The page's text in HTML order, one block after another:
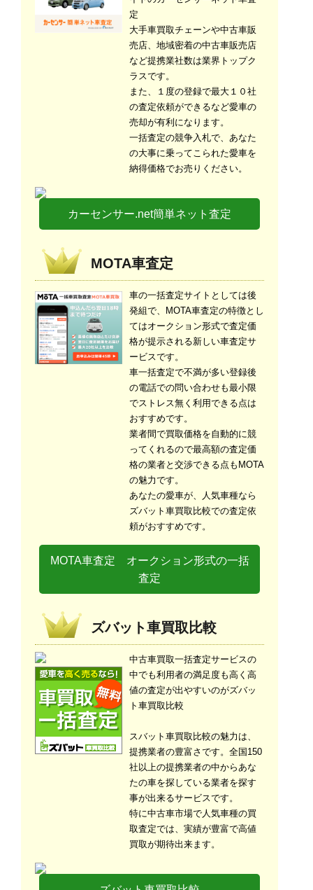
定
大手車買取チェーンや中古車販
売店、地域密着の中古車販売店
など提携業社数は業界トップク
ラスです。
また、１度の登録で最大１０社
の査定依頼ができるなど愛車の
売却が有利になります。
一括査定の競争入札で、あなた
の大事に乗ってこられた愛車を
納得価格でお売りください。
カーセンサー.net簡単ネット査定
MOTA車査定
車の一括査定サイトとしては後
発組で、MOTA車査定の特徴とし
てはオークション形式で査定価
格が提示される新しい車査定サ
ービスです。
車一括査定で不満が多い登録後
の電話での問い合わせも最小限
でストレス無く利用できる点は
おすすめです。
業者間で買取価格を自動的に競
ってくれるので最高額の査定価
格の業者と交渉できる点もMOTA
の魅力です。
あなたの愛車が、人気車種なら
ズバット車買取比較での査定依
頼がおすすめです。
MOTA車査定 オークション形式の一括
査定
ズバット車買取比較
中古車買取一括査定サービスの
中でも利用者の満足度も高く高
値の査定が出やすいのがズバッ
ト車買取比較
スバット車買取比較の魅力は、
提携業者の豊富さです。全国150
社以上の提携業者の中からあな
たの車を探している業者を探す
事が出来るサービスです。
特に中古車市場で人気車種の買
取査定では、実績が豊富で高値
買取が期待出来ます。